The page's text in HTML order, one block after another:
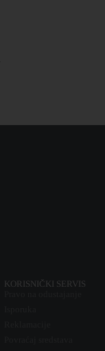
KORISNIČKI SERVIS